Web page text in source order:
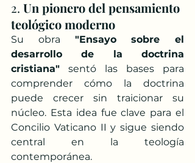
2. Un pionero del pensamiento
teológico moderno
Su obra "Ensayo sobre el
desarrollo de la doctrina
cristiana" sentó las bases para
comprender cómo la doctrina
puede crecer sin traicionar su
núcleo. Esta idea fue clave para el
Concilio Vaticano II y sigue siendo
central en la teología
contemporánea.